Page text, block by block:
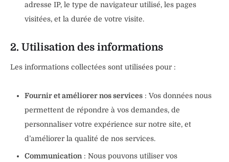
adresse IP, le type de navigateur utilisé, les pages
visitées, et la durée de votre visite.
2. Utilisation des informations
Les informations collectées sont utilisées pour :
Fournir et améliorer nos services : Vos données nous
permettent de répondre à vos demandes, de
personnaliser votre expérience sur notre site, et
d’améliorer la qualité de nos services.
Communication : Nous pouvons utiliser vos